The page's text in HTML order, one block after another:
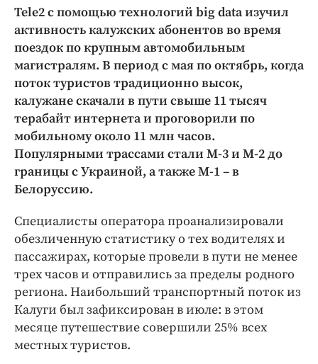
Блоги
Издания
Медиаперсона
Интересное чтиво
Клиника года
Бренд года
Работодатель года
Tele2 с помощью технологий big data изучил
активность калужских абонентов во время
поездок по крупным автомобильным
магистралям. В период с мая по октябрь, когда
поток туристов традиционно высок,
калужане скачали в пути свыше 11 тысяч
терабайт интернета и проговорили по
мобильному около 11 млн часов.
Популярными трассами стали М-3 и М-2 до
границы с Украиной, а также М-1 – в
Белоруссию.
Специалисты оператора проанализировали
обезличенную статистику о тех водителях и
пассажирах, которые провели в пути не менее
трех часов и отправились за пределы родного
региона. Наибольший транспортный поток из
Калуги был зафиксирован в июле: в этом
месяце путешествие совершили 25% всех
местных туристов.